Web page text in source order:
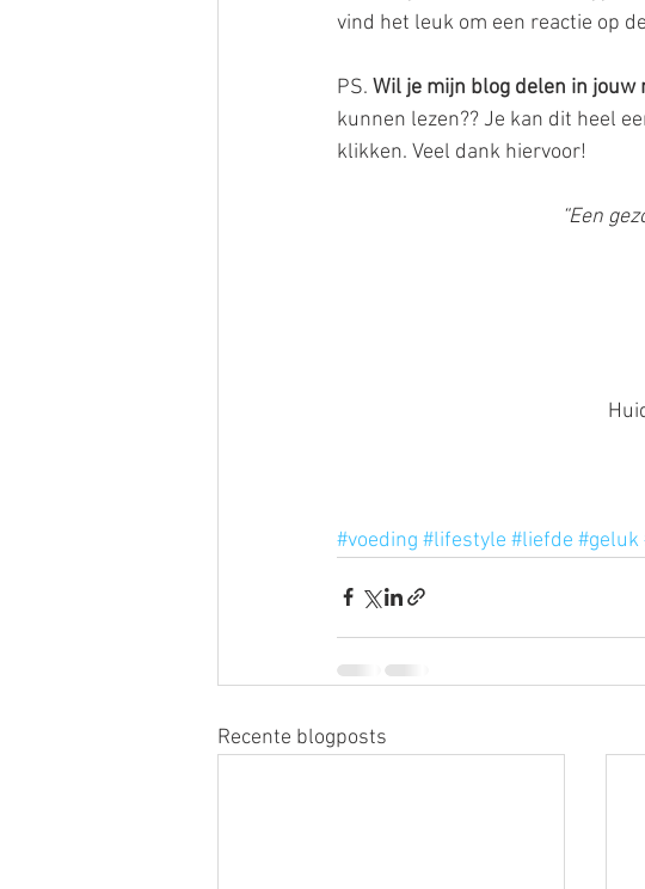
vind het leuk om een reactie op
PS. Wil je mijn blog delen in jouw
kunnen lezen?? Je kan dit heel
klikken. Veel dank hiervoor!
“Een
#voeding #lifestyle #liefde #geluk
Recente blogposts